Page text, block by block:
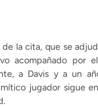
la cita, que se
acompañado por
a Davis y a un
jugador sigue